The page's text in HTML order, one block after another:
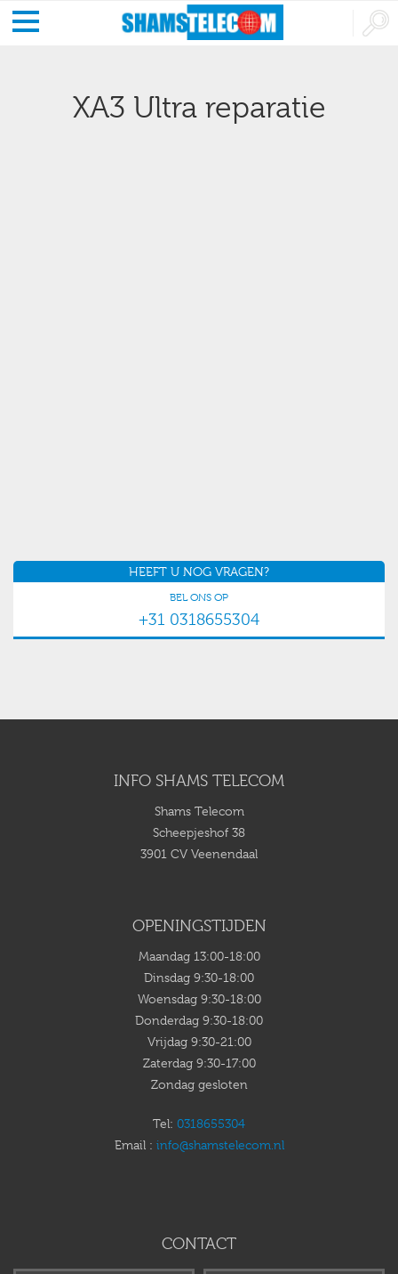
XA3 Ultra reparatie
HEEFT U NOG VRAGEN?
BEL ONS OP
+31 0318655304
INFO SHAMS TELECOM
Shams Telecom
Scheepjeshof 38
3901 CV Veenendaal
OPENINGSTIJDEN
Maandag 13:00-18:00
Dinsdag 9:30-18:00
Woensdag 9:30-18:00
Donderdag 9:30-18:00
Vrijdag 9:30-21:00
Zaterdag 9:30-17:00
Zondag gesloten
Tel: 0318655304
Email : info@shamstelecom.nl
CONTACT